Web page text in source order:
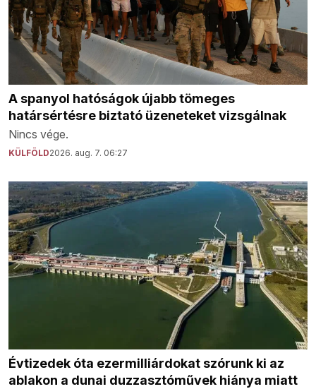
A spanyol hatóságok újabb tömeges
határsértésre biztató üzeneteket vizsgálnak
Nincs vége.
KÜLFÖLD2026. aug. 7. 06:27
Évtizedek óta ezermilliárdokat szórunk ki az
ablakon a dunai duzzasztóművek hiánya miatt